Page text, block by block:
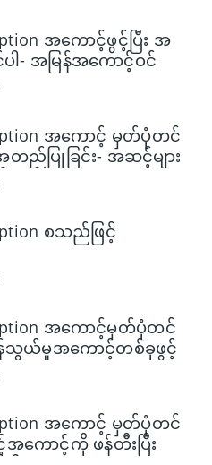
အကောင့်ဖွင့်ပြီး အ
ါ- အမြန်အကောင့်ဝင်
အကောင့် မှတ်ပုံတင်
တည်ပြုခြင်း- အဆင့်များ
က်များ
စသည်ဖြင့်
အကောင့်မှတ်ပုံတင်
န်သွယ်မှုအကောင့်တစ်ခုဖွင့်
အကောင့် မှတ်ပုံတင်
အကောင့်ကို ဖန်တီးပြီး